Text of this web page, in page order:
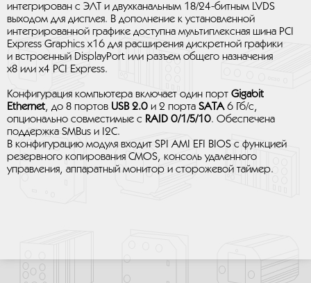
интегрирован с ЭЛТ и двухканальным 18/24-битным LVDS
выходом для дисплея. В дополнение к установленной
интегрированной графике доступна мультиплексная шина PCI
Express Graphics x16 для расширения дискретной графики
и встроенный DisplayPort или разъем общего назначения
x8 или x4 PCI Express.
Конфигурация компьютера включает один порт Gigabit
Ethernet, до 8 портов USB 2.0 и 2 порта SATA6 Гб/с,
опционально совместимые с RAID 0/1/5/10. Обеспечена
поддержка SMBus и I2C.
В конфигурацию модуля входит SPI AMI EFI BIOS с функцией
резервного копирования CMOS, консоль удаленного
управления, аппаратный монитор и сторожевой таймер.